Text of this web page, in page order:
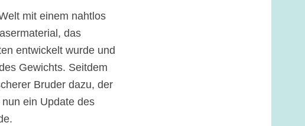
mit einem nahtlos
das
entwickelt wurde und
Gewichts. Seitdem
Bruder dazu, der
ein Update des